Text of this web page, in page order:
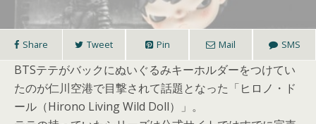
Share Tweet Pin Mail SMS
BTSテテがバックにぬいぐるみキーホルダーをつけてい
たのが仁川空港で目撃されて話題となった 「ヒロノ・ド
ール（Hirono Living Wild Doll）」 。